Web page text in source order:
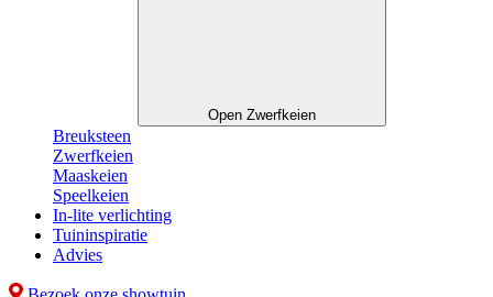
Open Zwerfkeien
Breuksteen
Zwerfkeien
Maaskeien
Speelkeien
In-lite verlichting
Tuininspiratie
Advies